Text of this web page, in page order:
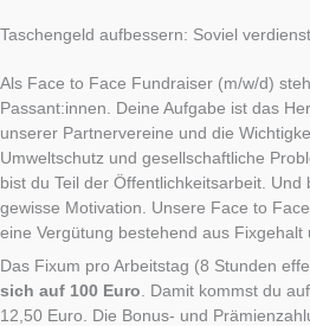
Taschengeld aufbessern: Soviel
Als Face to Face Fundraiser (m/w/d)
Passant:innen. Deine Aufgabe ist das
unserer Partnervereine und die
Umweltschutz und gesellschaftliche
bist du Teil der Öffentlichkeitsarbeit. Und
gewisse Motivation. Unsere Face to
eine Vergütung bestehend aus Fixgehalt
Das Fixum pro Arbeitstag (8 Stunden
sich auf 100 Euro . Damit kommst du
12,50 Euro. Die Bonus- und